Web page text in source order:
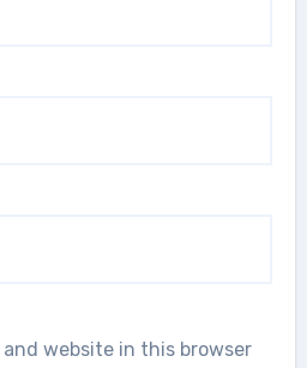
and website in this browser